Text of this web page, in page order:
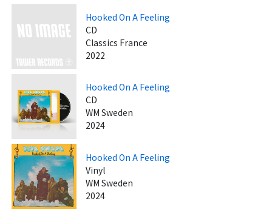
Hooked On A Feeling
CD
Classics France
2022
Hooked On A Feeling
CD
WM Sweden
2024
Hooked On A Feeling
Vinyl
WM Sweden
2024